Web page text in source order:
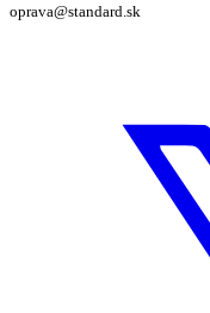
oprava@standard.sk